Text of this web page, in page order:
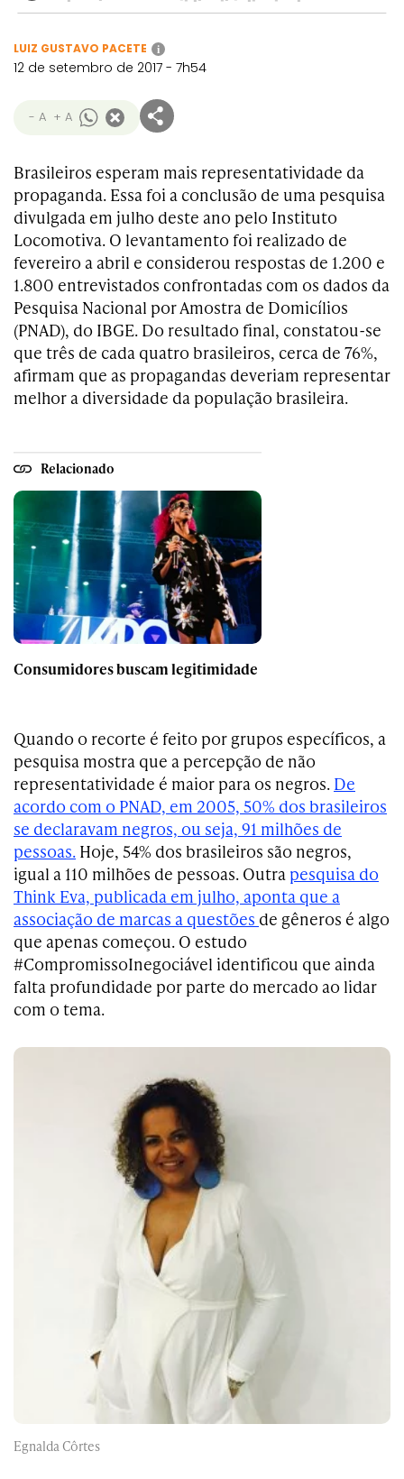
LUIZ GUSTAVO PACETE i
12 de setembro de 2017 - 7h54
- A + A
Brasileiros esperam mais representatividade da
propaganda. Essa foi a conclusão de uma pesquisa
divulgada em julho deste ano pelo Instituto
Locomotiva. O levantamento foi realizado de
fevereiro a abril e considerou respostas de 1.200 e
1.800 entrevistados confrontadas com os dados da
Pesquisa Nacional por Amostra de Domicílios
(PNAD), do IBGE. Do resultado final, constatou-se
que três de cada quatro brasileiros, cerca de 76%,
afirmam que as propagandas deveriam representar
melhor a diversidade da população brasileira.
Relacionado
Consumidores buscam legitimidade
Quando o recorte é feito por grupos específicos, a
pesquisa mostra que a percepção de não
representatividade é maior para os negros. De
acordo com o PNAD, em 2005, 50% dos brasileiros
se declaravam negros, ou seja, 91 milhões de
pessoas. Hoje, 54% dos brasileiros são negros,
igual a 110 milhões de pessoas. Outra pesquisa do
Think Eva, publicada em julho, aponta que a
associação de marcas a questões de gêneros é algo
que apenas começou. O estudo
#CompromissoInegociável identificou que ainda
falta profundidade por parte do mercado ao lidar
com o tema.
Egnalda Côrtes